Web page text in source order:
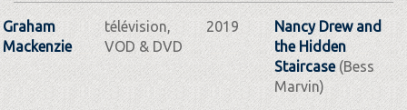
Graham
Mackenzie
télévision,
VOD & DVD
2019
Nancy Drew and
the Hidden
Staircase(Bess
Marvin)